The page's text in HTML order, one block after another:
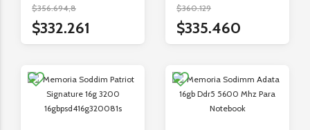
$356.694,8
$332.261
$360.129
$335.460